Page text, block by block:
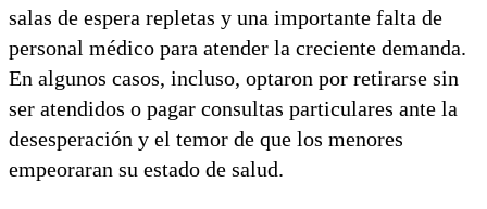
salas de espera repletas y una importante falta de
personal médico para atender la creciente demanda.
En algunos casos, incluso, optaron por retirarse sin
ser atendidos o pagar consultas particulares ante la
desesperación y el temor de que los menores
empeoraran su estado de salud.